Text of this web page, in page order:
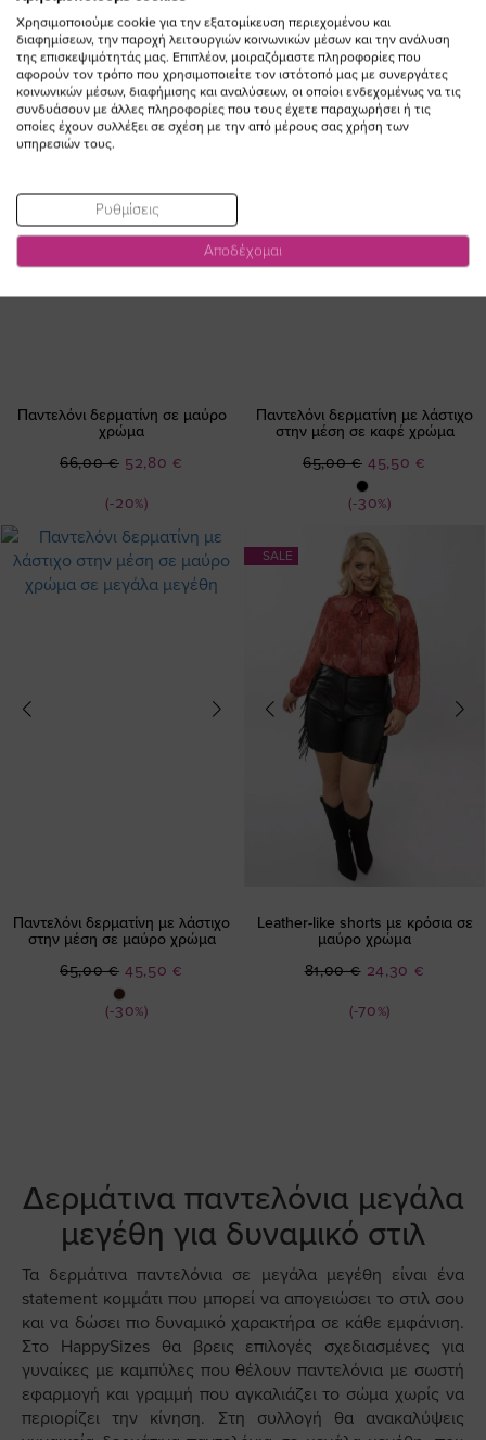
Παντελόνι δερματίνη σε μαύρο
χρώμα
(-20%)
Ειδική
52,80 €
66,00 €
Παντελόνι δερματίνη με λάστιχο
στην μέση σε καφέ χρώμα
(-30%)
Ειδική
Τιμή
45,50 €
65,00 €
Παντελόνι δερματίνη με λάστιχο
στην μέση σε μαύρο χρώμα
(-30%)
Ειδική
Τιμή
45,50 €
65,00 €
SALE
Leather-like shorts με κρόσια σε
μαύρο χρώμα
(-70%)
Ειδική
24,30 €
81,00 €
Δερμάτινα παντελόνια μεγάλα
μεγέθη για δυναμικό στιλ
Τα δερμάτινα παντελόνια σε μεγάλα μεγέθη είναι ένα
statement κομμάτι που μπορεί να απογειώσει το στιλ σου
και να δώσει πιο δυναμικό χαρακτήρα σε κάθε εμφάνιση.
Στο HappySizes θα βρεις επιλογές σχεδιασμένες για
γυναίκες με καμπύλες που θέλουν παντελόνια με σωστή
εφαρμογή και γραμμή που αγκαλιάζει το σώμα χωρίς να
περιορίζει την κίνηση. Στη συλλογή θα ανακαλύψεις
Χρησιμοποιούμε cookie για την εξατομίκευση περιεχομένου και
διαφημίσεων, την παροχή λειτουργιών κοινωνικών μέσων και την ανάλυση
της επισκεψιμότητάς μας. Επιπλέον, μοιραζόμαστε πληροφορίες που
αφορούν τον τρόπο που χρησιμοποιείτε τον ιστότοπό μας με συνεργάτες
κοινωνικών μέσων, διαφήμισης και αναλύσεων, οι οποίοι ενδεχομένως να τις
συνδυάσουν με άλλες πληροφορίες που τους έχετε παραχωρήσει ή τις
οποίες έχουν συλλέξει σε σχέση με την από μέρους σας χρήση των
υπηρεσιών τους.
Ρυθμίσεις
Αποδέχομαι